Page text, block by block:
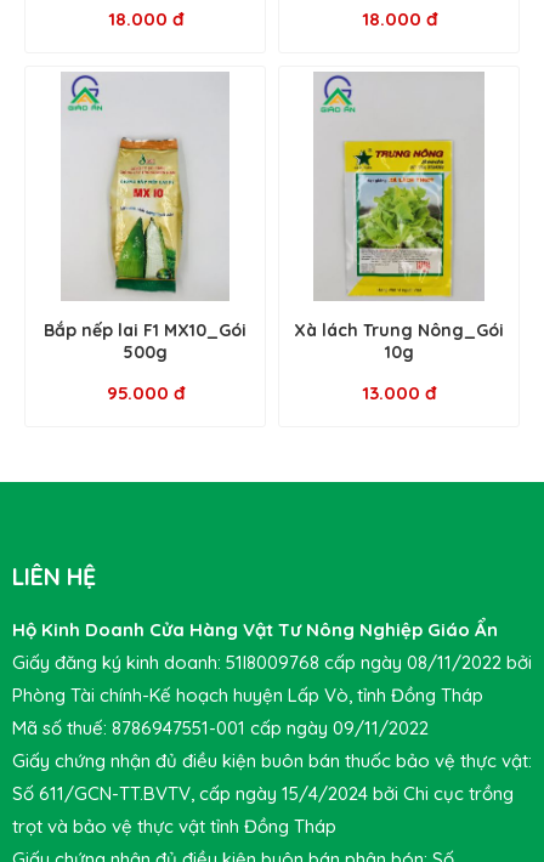
18.000 đ 18.000 đ
Bắp nếp lai F1 MX10_Gói
500g
95.000 đ
Xà lách Trung Nông_Gói
10g
13.000 đ
LIÊN HỆ
Hộ Kinh Doanh Cửa Hàng Vật Tư Nông Nghiệp Giáo Ẩn
Giấy đăng ký kinh doanh: 51I8009768 cấp ngày 08/11/2022 bởi
Phòng Tài chính-Kế hoạch huyện Lấp Vò, tỉnh Đồng Tháp
Mã số thuế: 8786947551-001 cấp ngày 09/11/2022
Giấy chứng nhận đủ điều kiện buôn bán thuốc bảo vệ thực vật:
Số 611/GCN-TT.BVTV, cấp ngày 15/4/2024 bởi Chi cục trồng
trọt và bảo vệ thực vật tỉnh Đồng Tháp